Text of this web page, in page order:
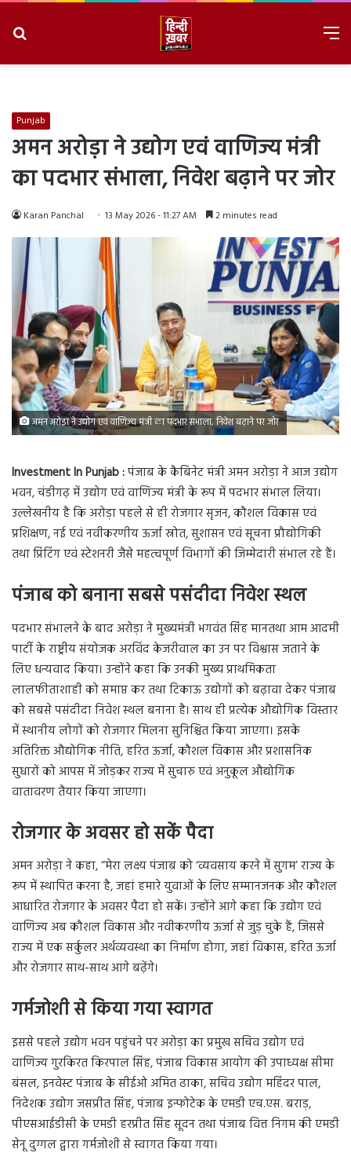
Punjab
अमन अरोड़ा ने उद्योग एवं वाणिज्य मंत्री
का पदभार संभाला, निवेश बढ़ाने पर जोर
Karan Panchal 13 May 2026 - 11:27 AM 2 minutes read
अमन अरोड़ा ने उद्योग एवं वाणिज्य मंत्री का पदभार संभाला, निवेश बढ़ाने पर जोर
Investment In Punjab :पंजाब के कैबिनेट मंत्री अमन अरोड़ा ने आज उद्योग
भवन, चंडीगढ़ में उद्योग एवं वाणिज्य मंत्री के रूप में पदभार संभाल लिया।
उल्लेखनीय है कि अरोड़ा पहले से ही रोजगार सृजन, कौशल विकास एवं
प्रशिक्षण, नई एवं नवीकरणीय ऊर्जा स्रोत, सुशासन एवं सूचना प्रौद्योगिकी
तथा प्रिंटिंग एवं स्टेशनरी जैसे महत्वपूर्ण विभागों की जिम्मेदारी संभाल रहे हैं।
पंजाब को बनाना सबसे पसंदीदा निवेश स्थल
पदभार संभालने के बाद अरोड़ा ने मुख्यमंत्री भगवंत सिंह मानतथा आम आदमी
पार्टी के राष्ट्रीय संयोजक अरविंद केजरीवाल का उन पर विश्वास जताने के
लिए धन्यवाद किया। उन्होंने कहा कि उनकी मुख्य प्राथमिकता
लालफीताशाही को समाप्त कर तथा टिकाऊ उद्योगों को बढ़ावा देकर पंजाब
को सबसे पसंदीदा निवेश स्थल बनाना है। साथ ही प्रत्येक औद्योगिक विस्तार
में स्थानीय लोगों को रोजगार मिलना सुनिश्चित किया जाएगा। इसके
अतिरिक्त औद्योगिक नीति, हरित ऊर्जा, कौशल विकास और प्रशासनिक
सुधारों को आपस में जोड़कर राज्य में सुचारु एवं अनुकूल औद्योगिक
वातावरण तैयार किया जाएगा।
रोजगार के अवसर हो सकें पैदा
अमन अरोड़ा ने कहा, “मेरा लक्ष्य पंजाब को ‘व्यवसाय करने में सुगम’ राज्य के
रूप में स्थापित करना है, जहां हमारे युवाओं के लिए सम्मानजनक और कौशल
आधारित रोजगार के अवसर पैदा हो सकें। उन्होंने आगे कहा कि उद्योग एवं
वाणिज्य अब कौशल विकास और नवीकरणीय ऊर्जा से जुड़ चुके हैं, जिससे
राज्य में एक सर्कुलर अर्थव्यवस्था का निर्माण होगा, जहां विकास, हरित ऊर्जा
और रोजगार साथ-साथ आगे बढ़ेंगे।
गर्मजोशी से किया गया स्वागत
इससे पहले उद्योग भवन पहुंचने पर अरोड़ा का प्रमुख सचिव उद्योग एवं
वाणिज्य गुरकिरत किरपाल सिंह, पंजाब विकास आयोग की उपाध्यक्ष सीमा
बंसल, इनवेस्ट पंजाब के सीईओ अमित ढाका, सचिव उद्योग महिंदर पाल,
निदेशक उद्योग जसप्रीत सिंह, पंजाब इन्फोटेक के एमडी एच.एस. बराड़,
पीएसआईडीसी के एमडी हरप्रीत सिंह सूदन तथा पंजाब वित्त निगम की एमडी
सेनू दुग्गल द्वारा गर्मजोशी से स्वागत किया गया।